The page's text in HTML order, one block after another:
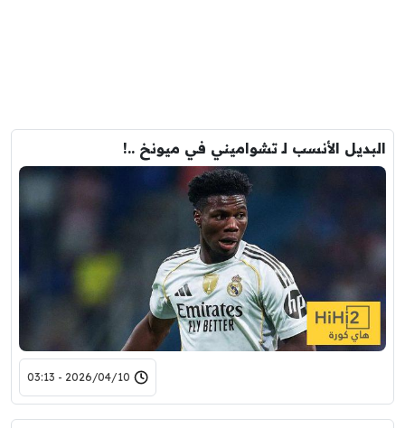
البديل الأنسب لـ تشواميني في ميونخ ..!
2026/04/10 - 03:13